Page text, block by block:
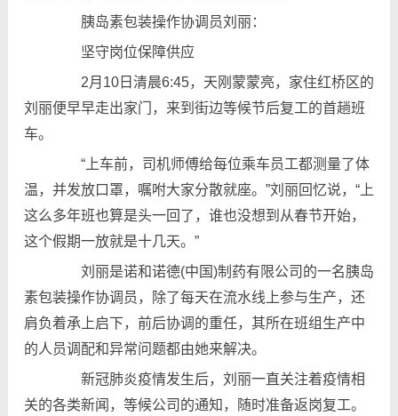
胰岛素包装操作协调员刘丽：
坚守岗位保障供应
2月10日清晨6:45，天刚蒙蒙亮，家住红桥区的
刘丽便早早走出家门，来到街边等候节后复工的首趟班
车。
“上车前，司机师傅给每位乘车员工都测量了体
温，并发放口罩，嘱咐大家分散就座。”刘丽回忆说，“上
这么多年班也算是头一回了，谁也没想到从春节开始，
这个假期一放就是十几天。”
刘丽是诺和诺德(中国)制药有限公司的一名胰岛
素包装操作协调员，除了每天在流水线上参与生产，还
肩负着承上启下，前后协调的重任，其所在班组生产中
的人员调配和异常问题都由她来解决。
新冠肺炎疫情发生后，刘丽一直关注着疫情相
关的各类新闻，等候公司的通知，随时准备返岗复工。